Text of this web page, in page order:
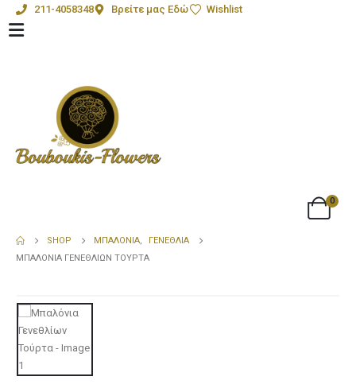
211-4058348 Βρείτε μας Εδώ Wishlist
0
SHOP ΜΠΑΛΌΝΙΑ,
ΓΕΝΈΘΛΙΑ
ΜΠΑΛΌΝΙΑ ΓΕΝΕΘΛΊΩΝ ΤΟΎΡΤΑ